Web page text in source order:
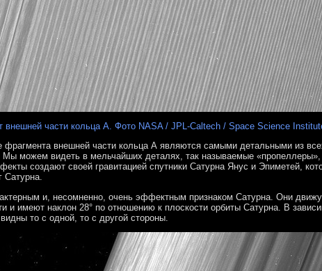
внешней части кольца А. Фото NASA / JPL-Caltech / Space Science
внешней части кольца А являются самыми детальными из
можем видеть в мельчайших деталях, так называемые «пропеллеры»,
создают своей гравитацией спутники Сатурна Янус и Эпиметей,
Сатурна.
и, несомненно, очень эффектным признаком Сатурна. Они
и имеют наклон 28° по отношению к плоскости орбиты Сатурна. В
то с одной, то с другой стороны.